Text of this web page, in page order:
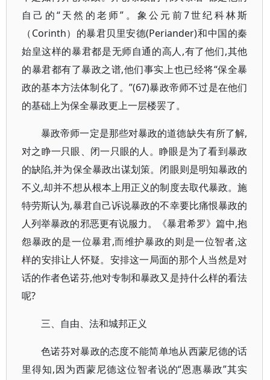
自己的“天然的老师”。象公元前7世纪科林斯
（Corinth）的暴君贝里安德(Periander)和中国的秦
始皇这样的暴君都是无师自通的高人,有了他们,其他
的暴君都有了暴政之谱,他们事实上也已经将“保全暴
政的基本方法体制化了。”(67)暴政帝师不过是在他们
的基础上为保全暴政更上一层楼罢了。
暴政帝师一定是那些对暴政的道德缺失有所了解,
对之睁一只眼、闭一只眼的人。睁眼是为了看到暴政
的缺陷,并为保全暴政出谋划策。闭眼则是明知暴政的
不义,却并不想从根本上用正义的制度去取代暴政。施
特劳斯认为,暴君自己诉说暴政的不幸要比痛恨暴政的
人列举暴政的邪恶更有说服力。《暴君希罗》篇中,抱
怨暴政的是一位暴君,而维护暴政的则是一位智者,这
样的安排让人怀疑。安排这一局面的那个人当然是对
话的作者色诺芬,他对专制和暴政又是持什么样的看法
呢?
三、自由、法和城邦正义
色诺芬对暴政的态度不能简单地从西蒙尼德的话
里得知,因为西蒙尼德这位智者说的“恩惠暴政”其实